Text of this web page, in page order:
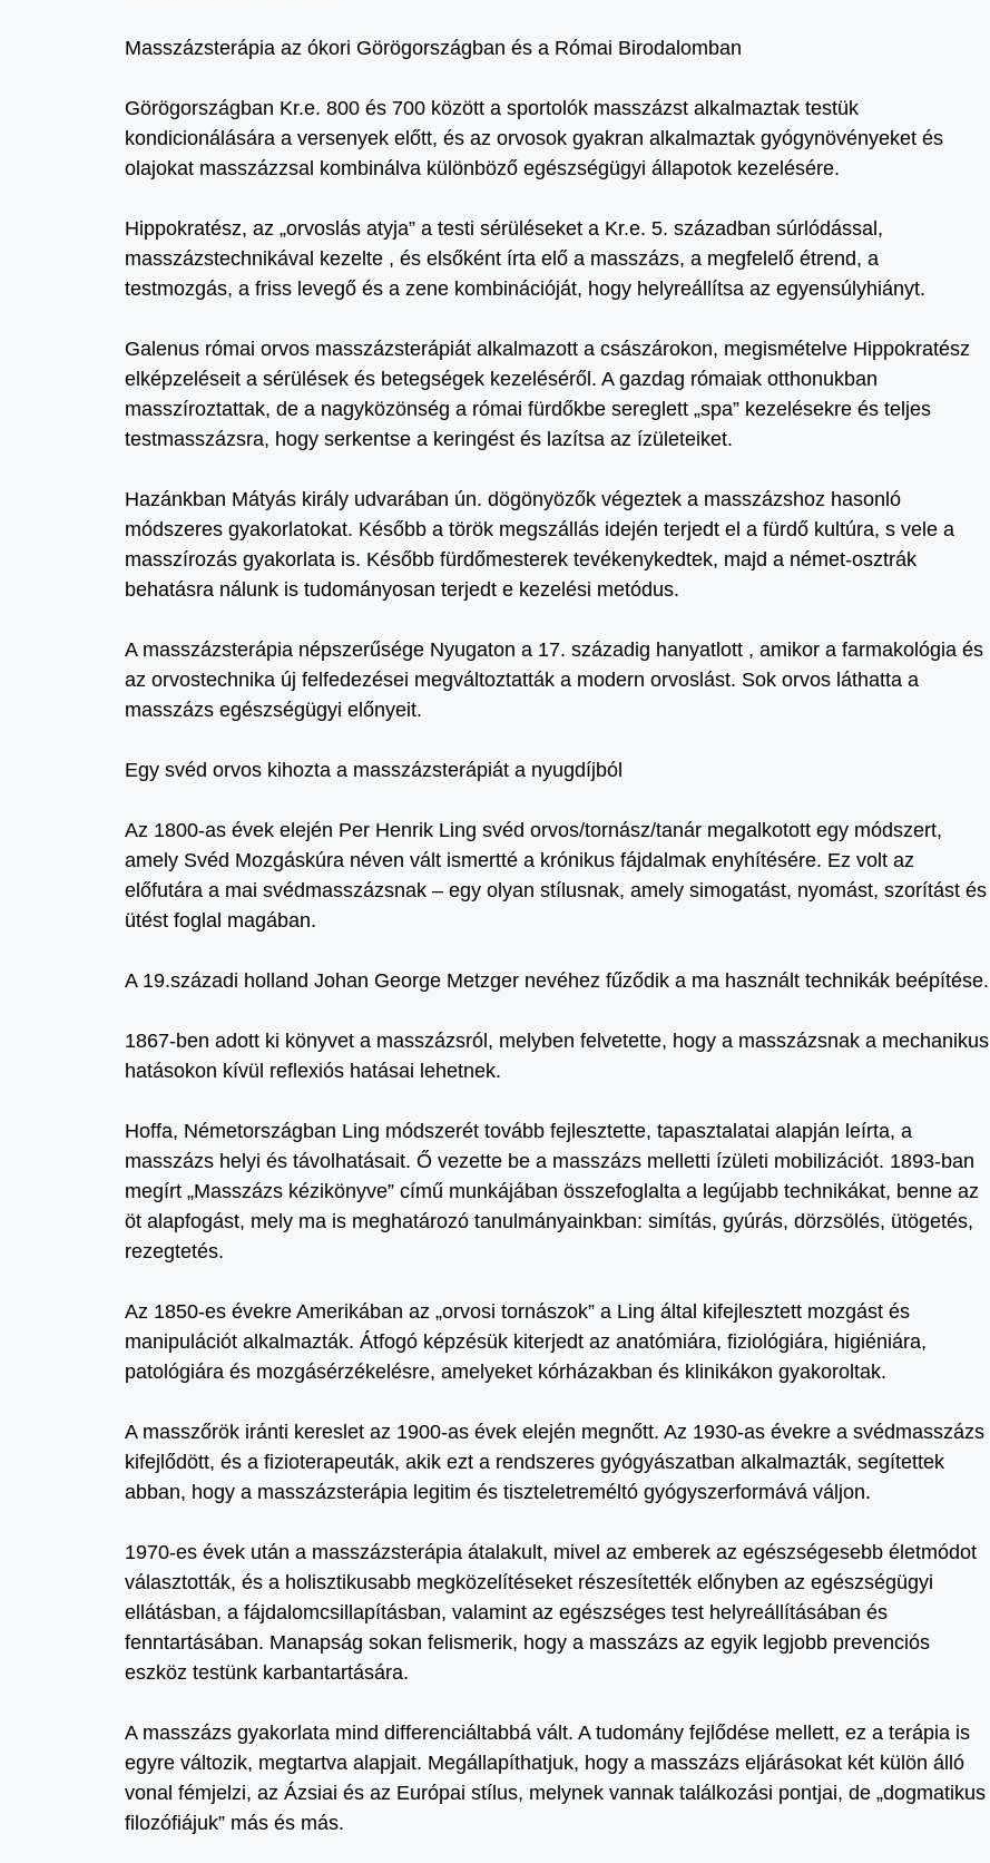
Masszázsterápia az ókori Görögországban és a Római Birodalomban
Görögországban Kr.e. 800 és 700 között a sportolók masszázst alkalmaztak testük
kondicionálására a versenyek előtt, és az orvosok gyakran alkalmaztak gyógynövényeket és
olajokat masszázzsal kombinálva különböző egészségügyi állapotok kezelésére.
Hippokratész, az „orvoslás atyja” a testi sérüléseket a Kr.e. 5. században súrlódással,
masszázstechnikával kezelte , és elsőként írta elő a masszázs, a megfelelő étrend, a
testmozgás, a friss levegő és a zene kombinációját, hogy helyreállítsa az egyensúlyhiányt.
Galenus római orvos masszázsterápiát alkalmazott a császárokon, megismételve Hippokratész
elképzeléseit a sérülések és betegségek kezeléséről. A gazdag rómaiak otthonukban
masszíroztattak, de a nagyközönség a római fürdőkbe sereglett „spa” kezelésekre és teljes
testmasszázsra, hogy serkentse a keringést és lazítsa az ízületeiket.
Hazánkban Mátyás király udvarában ún. dögönyözők végeztek a masszázshoz hasonló
módszeres gyakorlatokat. Később a török megszállás idején terjedt el a fürdő kultúra, s vele a
masszírozás gyakorlata is. Később fürdőmesterek tevékenykedtek, majd a német-osztrák
behatásra nálunk is tudományosan terjedt e kezelési metódus.
A masszázsterápia népszerűsége Nyugaton a 17. századig hanyatlott , amikor a farmakológia és
az orvostechnika új felfedezései megváltoztatták a modern orvoslást. Sok orvos láthatta a
masszázs egészségügyi előnyeit.
Egy svéd orvos kihozta a masszázsterápiát a nyugdíjból
Az 1800-as évek elején Per Henrik Ling svéd orvos/tornász/tanár megalkotott egy módszert,
amely Svéd Mozgáskúra néven vált ismertté a krónikus fájdalmak enyhítésére. Ez volt az
előfutára a mai svédmasszázsnak – egy olyan stílusnak, amely simogatást, nyomást, szorítást és
ütést foglal magában.
A 19.századi holland Johan George Metzger nevéhez fűződik a ma használt technikák beépítése.
1867-ben adott ki könyvet a masszázsról, melyben felvetette, hogy a masszázsnak a mechanikus
hatásokon kívül reflexiós hatásai lehetnek.
Hoffa, Németországban Ling módszerét tovább fejlesztette, tapasztalatai alapján leírta, a
masszázs helyi és távolhatásait. Ő vezette be a masszázs melletti ízületi mobilizációt. 1893-ban
megírt „Masszázs kézikönyve” című munkájában összefoglalta a legújabb technikákat, benne az
öt alapfogást, mely ma is meghatározó tanulmányainkban: simítás, gyúrás, dörzsölés, ütögetés,
rezegtetés.
Az 1850-es évekre Amerikában az „orvosi tornászok” a Ling által kifejlesztett mozgást és
manipulációt alkalmazták. Átfogó képzésük kiterjedt az anatómiára, fiziológiára, higiéniára,
patológiára és mozgásérzékelésre, amelyeket kórházakban és klinikákon gyakoroltak.
A masszőrök iránti kereslet az 1900-as évek elején megnőtt. Az 1930-as évekre a svédmasszázs
kifejlődött, és a fizioterapeuták, akik ezt a rendszeres gyógyászatban alkalmazták, segítettek
abban, hogy a masszázsterápia legitim és tiszteletreméltó gyógyszerformává váljon.
1970-es évek után a masszázsterápia átalakult, mivel az emberek az egészségesebb életmódot
választották, és a holisztikusabb megközelítéseket részesítették előnyben az egészségügyi
ellátásban, a fájdalomcsillapításban, valamint az egészséges test helyreállításában és
fenntartásában. Manapság sokan felismerik, hogy a masszázs az egyik legjobb prevenciós
eszköz testünk karbantartására.
A masszázs gyakorlata mind differenciáltabbá vált. A tudomány fejlődése mellett, ez a terápia is
egyre változik, megtartva alapjait. Megállapíthatjuk, hogy a masszázs eljárásokat két külön álló
vonal fémjelzi, az Ázsiai és az Európai stílus, melynek vannak találkozási pontjai, de „dogmatikus
filozófiájuk” más és más.